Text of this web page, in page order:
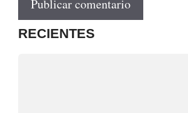
RECIENTES